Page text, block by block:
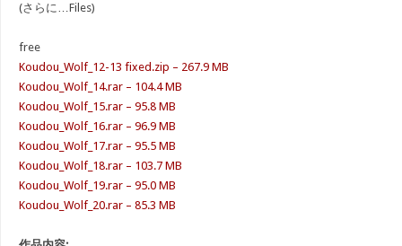
(さらに…Files)
free
Koudou_Wolf_12-13 fixed.zip – 267.9 MB
Koudou_Wolf_14.rar – 104.4 MB
Koudou_Wolf_15.rar – 95.8 MB
Koudou_Wolf_16.rar – 96.9 MB
Koudou_Wolf_17.rar – 95.5 MB
Koudou_Wolf_18.rar – 103.7 MB
Koudou_Wolf_19.rar – 95.0 MB
Koudou_Wolf_20.rar – 85.3 MB